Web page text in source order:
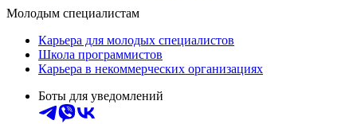
Молодым специалистам
Карьера для молодых специалистов
Школа программистов
Карьера в некоммерческих организациях
Боты для уведомлений